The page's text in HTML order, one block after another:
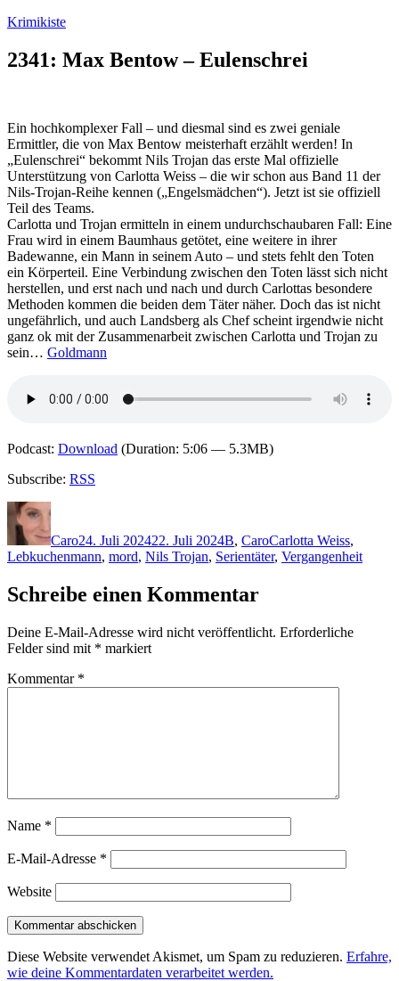
Zum
springen
Krimikiste
2341: Max Bentow – Eulenschrei
Ein hochkomplexer Fall – und diesmal sind es zwei geniale
Ermittler, die von Max Bentow meisterhaft erzählt werden! In
„Eulenschrei“ bekommt Nils Trojan das erste Mal offizielle
Unterstützung von Carlotta Weiss – die wir schon aus Band 11 der
Nils-Trojan-Reihe kennen („Engelsmädchen“). Jetzt ist sie offiziell
Teil des Teams.
Carlotta und Trojan ermitteln in einem undurchschaubaren Fall: Eine
Frau wird in einem Baumhaus getötet, eine weitere in ihrer
Badewanne, ein Mann in seinem Auto – und stets fehlt den Toten
ein Körperteil. Eine Verbindung zwischen den Toten lässt sich nicht
herstellen, und erst nach und nach und durch Carlottas besondere
Methoden kommen die beiden dem Täter näher. Doch das ist nicht
ungefährlich, und auch Landsberg als Chef scheint irgendwie nicht
ganz ok mit der Zusammenarbeit zwischen Carlotta und Trojan zu
sein… Goldmann
Podcast: Download (Duration: 5:06 — 5.3MB)
Subscribe: RSS
Autor
Caro24. Juli 202422. Juli 2024B, CaroCarlotta Weiss,
Lebkuchenmann, mord, Nils Trojan, Serientäter, Vergangenheit
Schreibe einen Kommentar
Deine E-Mail-Adresse wird nicht veröffentlicht. Erforderliche
Felder sind mit * markiert
Kommentar *
Name *
E-Mail-Adresse *
Website
Diese Website verwendet Akismet, um Spam zu reduzieren. Erfahre,
wie deine Kommentardaten verarbeitet werden.